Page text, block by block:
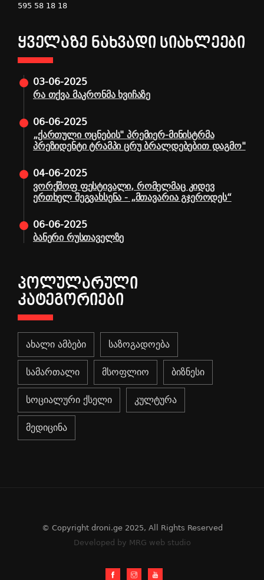
595 58 18 18
ᲧᲕᲔᲚᲐᲖᲔ ᲜᲐᲮᲕᲐᲓᲘ ᲡᲘᲐᲮᲚᲔᲔᲑᲘ
03-06-2025
რა თქვა მაკრონმა ხვიჩაზე
06-06-2025
„ქართული ოცნების" პრემიერ-მინისტრმა
პრეზიდენტი ტრამპი ცრუ ბრალდებებით დაგმო"
04-06-2025
ვორქშოფ ფესტივალი, რომელმაც კიდევ
ერთხელ შეგვახსენა - „მთავარია გჯეროდეს“
06-06-2025
ბანერი რუსთაველზე
ᲞᲝᲚᲣᲚᲐᲠᲣᲚᲘ
ᲙᲐᲢᲔᲒᲝᲠᲘᲔᲑᲘ
ახალი ამბები საზოგადოება
სამართალი მსოფლიო ბიზნესი
სოციალური ქსელი კულტურა
მედიცინა
© Copyright droni.ge 2025, All Rights Reserved
Developed by MRG web studio